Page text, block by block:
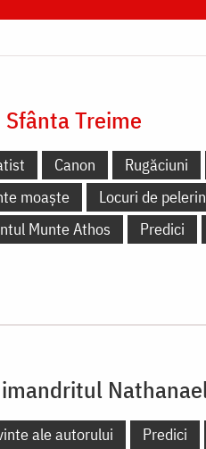
Treime
Canon Rugăciuni
moaște
Locuri de
Munte Athos
Predici
ale autorului Predici